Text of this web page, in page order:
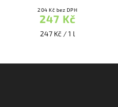
204 Kč bez DPH
247 Kč
247 Kč / 1 l